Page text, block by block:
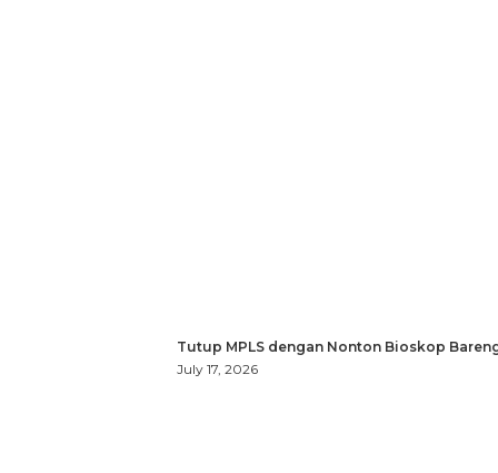
Tutup MPLS dengan Nonton Bioskop
July 17, 2026